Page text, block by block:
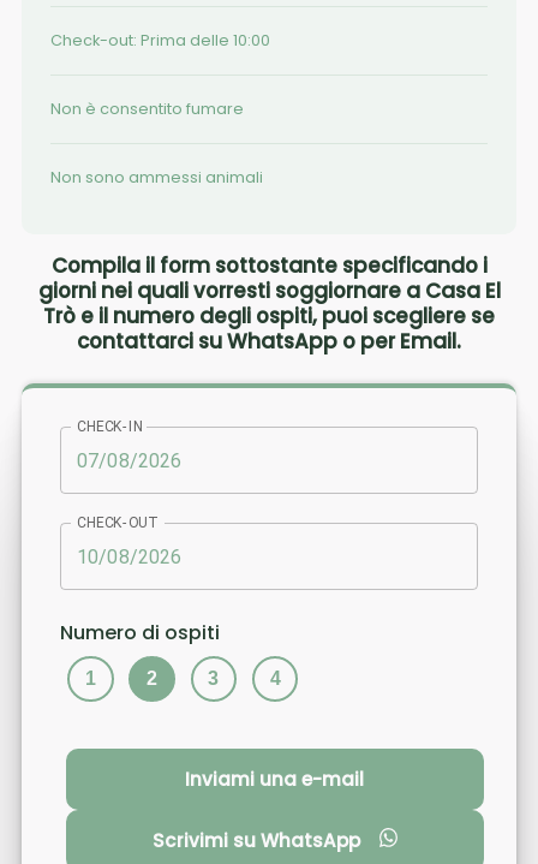
Check-out: Prima delle 10:00
Non è consentito fumare
Non sono ammessi animali
Compila il form sottostante specificando i
giorni nei quali vorresti soggiornare a Casa El
Trò e il numero degli ospiti, puoi scegliere se
contattarci su WhatsApp o per Email.
CHECK-IN
CHECK-OUT
Numero di ospiti
1 2 3 4
Inviami una e-mail
Scrivimi su WhatsApp